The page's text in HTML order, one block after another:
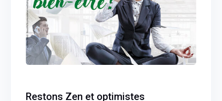
Restons Zen et optimistes